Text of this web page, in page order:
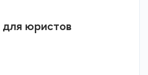
юристов